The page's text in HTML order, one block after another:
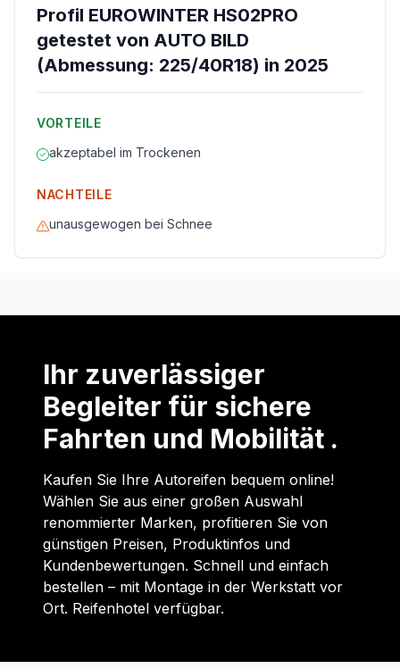
Profil EUROWINTER HS02PRO
getestet von AUTO BILD
(Abmessung: 225/40R18) in 2025
VORTEILE
akzeptabel im Trockenen
NACHTEILE
unausgewogen bei Schnee
Ihr zuverlässiger
Begleiter für sichere
Fahrten und Mobilität .
Kaufen Sie Ihre Autoreifen bequem online!
Wählen Sie aus einer großen Auswahl
renommierter Marken, profitieren Sie von
günstigen Preisen, Produktinfos und
Kundenbewertungen. Schnell und einfach
bestellen – mit Montage in der Werkstatt vor
Ort. Reifenhotel verfügbar.